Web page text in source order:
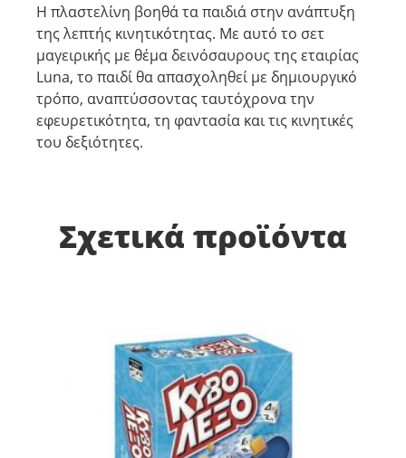
Η πλαστελίνη βοηθά τα παιδιά στην ανάπτυξη
της λεπτής κινητικότητας. Με αυτό το σετ
μαγειρικής με θέμα δεινόσαυρους της εταιρίας
Luna, το παιδί θα απασχοληθεί με δημιουργικό
τρόπο, αναπτύσσοντας ταυτόχρονα την
εφευρετικότητα, τη φαντασία και τις κινητικές
του δεξιότητες.
Σχετικά προϊόντα